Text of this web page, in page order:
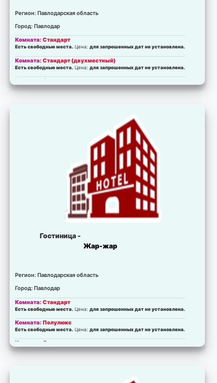
Регион: Павлодарская область
Город: Павлодар
Комната:Стандарт
Есть свободные места. Цена:для запрошенных дат не установлена.
Комната:Стандарт (двухместный)
Есть свободные места. Цена:для запрошенных дат не установлена.
Комната: Полулюкс
для запрошенных дат не установлена.
Стандарт (двухместный)
для запрошенных дат не установлена.
Есть свободные места.Цена: для запрошенных дат не установлена.
Цена: для запрошенных дат не установлена.
Гостиница -
Жар-жар
Регион: Павлодарская область
Город: Павлодар
Комната:Стандарт
Есть свободные места. Цена:для запрошенных дат не установлена.
Комната:Полулюкс
Есть свободные места. Цена:для запрошенных дат не установлена.
Комната: Люкс